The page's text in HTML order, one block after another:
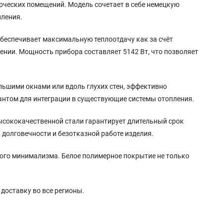
помещений. Модель сочетает в себе немецкую
максимальную теплоотдачу как за счёт
Мощность прибора составляет 5142 Вт, что позволяет
окнами или вдоль глухих стен, эффективно
для интеграции в существующие системы отопления.
стали гарантирует длительный срок
и безотказной работе изделия.
минимализма. Белое полимерное покрытие не только
во все регионы.